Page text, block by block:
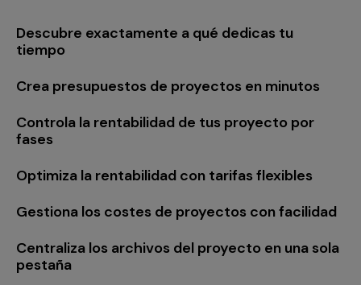
Descubre exactamente a qué dedicas tu
tiempo
Crea presupuestos de proyectos en minutos
Controla la rentabilidad de tus proyecto por
fases
Optimiza la rentabilidad con tarifas flexibles
Gestiona los costes de proyectos con facilidad
Centraliza los archivos del proyecto en una sola
pestaña